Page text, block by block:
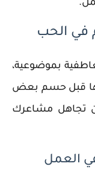
في الحب
بموضوعية،
قبل حسم بعض
تجاهل مشاعرك
العمل